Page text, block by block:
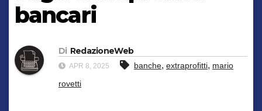
bancari
Di RedazioneWeb
APR 8, 2025 banche, extraprofitti, mario
rovetti